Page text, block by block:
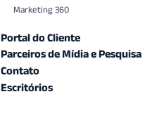
Marketing 360
Portal do Cliente
Parceiros de Mídia e Pesquisa
Contato
Escritórios